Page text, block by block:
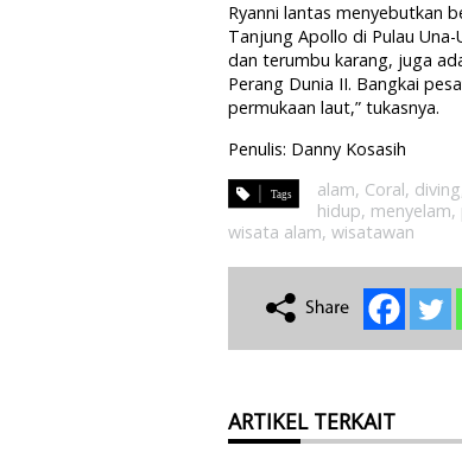
Ryanni lantas menyebutkan
Tanjung Apollo di Pulau Una-
dan terumbu karang, juga
Perang Dunia II. Bangkai
permukaan laut,” tukasnya.
Penulis: Danny Kosasih
alam, Coral, diving
hidup, menyelam,
wisata alam, wisatawan
ARTIKEL TERKAIT